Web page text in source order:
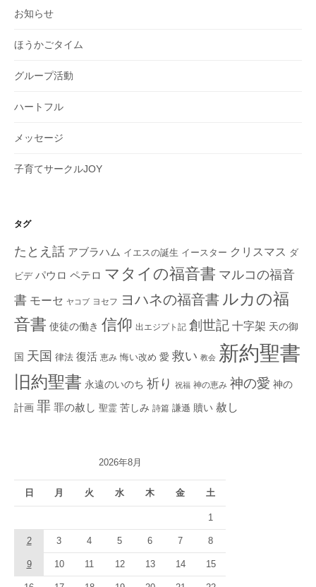
お知らせ
ほうかごタイム
グループ活動
ハートフル
メッセージ
子育てサークルJOY
タグ
たとえ話 アブラハム イエスの誕生 イースター クリスマス ダ
ビデ パウロ ペテロ マタイの福音書 マルコの福音
書 モーセ ヤコブ ヨセフ ヨハネの福音書 ルカの福
音書 使徒の働き 信仰 出エジプト記 創世記 十字架 天の御
国 天国 律法 復活 恵み 悔い改め 愛 救い 教会 新約聖書
旧約聖書 永遠のいのち 祈り 祝福 神の恵み 神の愛 神の
計画 罪 罪の赦し 聖霊 苦しみ 詩篇 謙遜 贖い 赦し
2026年8月
日 月 火 水 木 金 土
1
2 3 4 5 6 7 8
9 10 11 12 13 14 15